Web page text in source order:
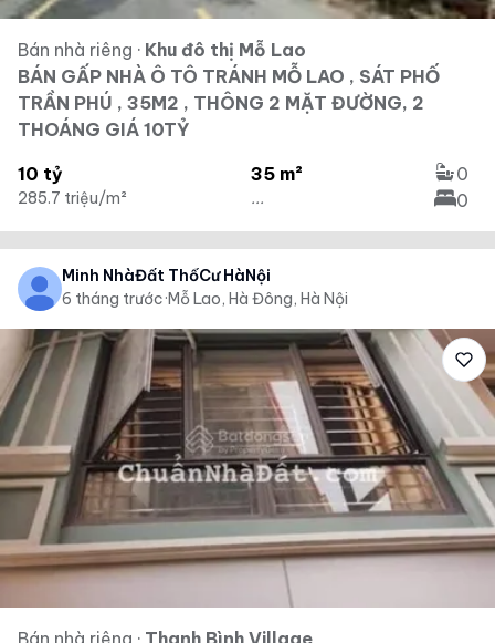
Bán nhà riêng · Khu đô thị Mỗ Lao
BÁN GẤP NHÀ Ô TÔ TRÁNH MỖ LAO , SÁT PHỐ
TRẦN PHÚ , 35M2 , THÔNG 2 MẶT ĐƯỜNG, 2
THOÁNG GIÁ 10TỶ
10 tỷ
285.7 triệu/m²
35 m²
...
0
0
Minh NhàĐất ThổCư HàNội
6 tháng trước·Mỗ Lao, Hà Đông, Hà Nội
Bán nhà riêng · Thanh Bình Village